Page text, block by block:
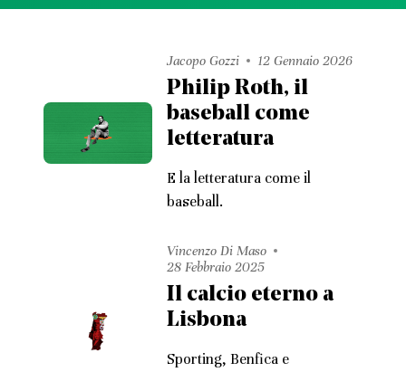
Jacopo Gozzi 12 Gennaio 2026
Philip Roth, il
baseball come
letteratura
E la letteratura come il
baseball.
Vincenzo Di Maso
28 Febbraio 2025
Il calcio eterno a
Lisbona
Sporting, Benfica e